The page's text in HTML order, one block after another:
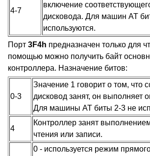
4-7
включение
дисковода. Для машин AT
используются.
Порт 3F4h предназначен только для
помощью можно получить байт
контроллера. Назначение битов:
0-3
Значение 1 говорит о том, что
дисковод занят, он выполняет
Для машины AT биты 2-3 не
4
Контроллер занят
чтения или записи.
0 - используется режим